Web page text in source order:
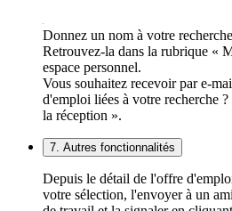
Donnez un nom à votre
Retrouvez-la dans la rubrique «
espace personnel.
Vous souhaitez recevoir par e-
d'emploi liées à votre recherche
la réception ».
7. Autres fonctionnalités
Depuis le détail de l'offre
votre sélection, l'envoyer à un